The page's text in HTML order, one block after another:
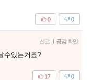
0
0
신고 | 공감 확인
수있는거죠?
0
17